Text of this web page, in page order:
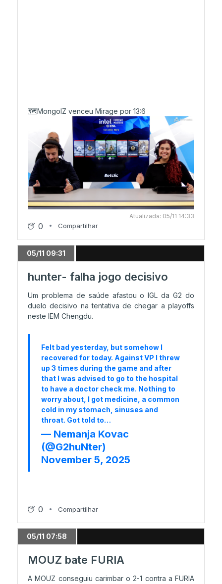
🗺️MongolZ venceu Mirage por 13:6
Atualizada: 05/11 14:33
0 Compartilhar
05/11 09:31
hunter- falha jogo decisivo
Um problema de saúde afastou o IGL da G2 do
duelo decisivo na tentativa de chegar a playoffs
neste IEM Chengdu.
Felt bad yesterday, but somehow I
recovered for today. Against VP I threw
up 3 times during the game and after
that I was advised to go to the hospital
to have a doctor check me. Nothing to
worry about, I got medicine, a common
cold in my stomach, sinuses and
throat. Got told to…
— Nemanja Kovac
(@G2huNter)
November 5, 2025
0 Compartilhar
05/11 07:58
MOUZ bate FURIA
A MOUZ conseguiu carimbar o 2-1 contra a FURIA